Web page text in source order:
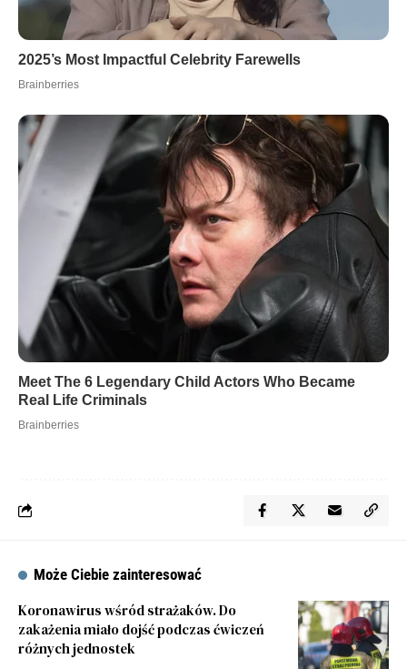
Może Ciebie zainteresować
Koronawirus wśród strażaków. Do
zakażenia miało dojść podczas ćwiczeń
różnych jednostek